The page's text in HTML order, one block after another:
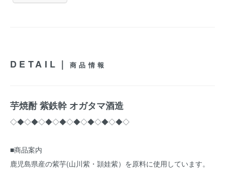
DETAIL｜ 商品情報
芋焼酎 紫鉄幹 オガタマ酒造
◇◆◇◆◇◆◇◆◇◆◇◆◇◆◇◆◇
■商品案内
鹿児島県産の紫芋(山川紫・頴娃紫）を原料に使用しています。